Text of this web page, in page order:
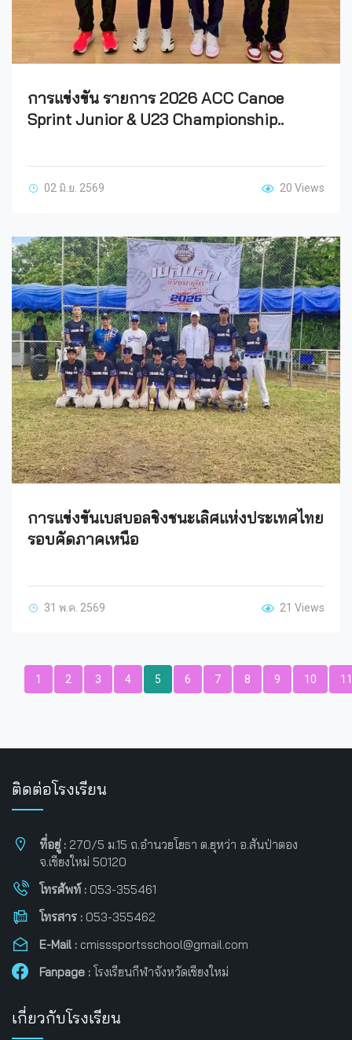
การแข่งขัน รายการ 2026 ACC Canoe
Sprint Junior & U23 Championship..
02 มิ.ย. 2569 20 Views
การแข่งขันเบสบอลชิงชนะเลิศแห่งประเทศไทย
รอบคัดภาคเหนือ
31 พ.ค. 2569 21 Views
1 2 3 4 5 6 7 8 9 10 11
ติดต่อโรงเรียน
ที่อยู่ : 270/5 ม.15 ถ.อำนวยโยธา ต.ยุหว่า อ.สันป่าตอง
จ.เชียงใหม่ 50120
โทรศัพท์ : 053-355461
โทรสาร : 053-355462
E-Mail : cmisssportsschool@gmail.com
Fanpage : โรงเรียนกีฬาจังหวัดเชียงใหม่
เกี่ยวกับโรงเรียน